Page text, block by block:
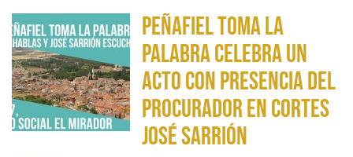
PEÑAFIEL TOMA LA
PALABRA CELEBRA UN
ACTO CON PRESENCIA DEL
PROCURADOR EN CORTES
JOSÉ SARRIÓN